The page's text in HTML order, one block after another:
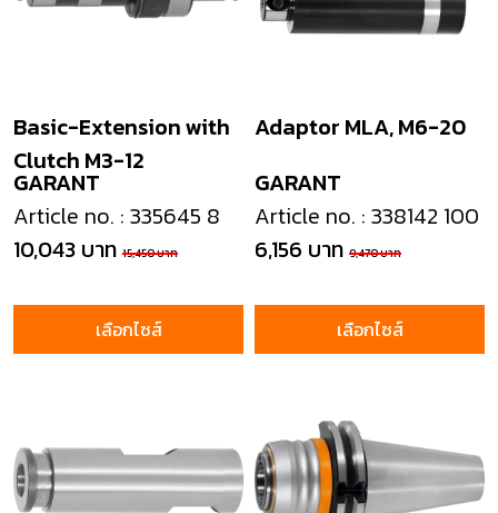
GARANT
Basic-Extension with
Clutch M3-12
Article no. : 335645 8
10,043 บาท 15,450 บาท
เลือกไซส์
GARANT
Adaptor MLA, M6-20
Article no. : 338142 100
6,156 บาท 9,470 บาท
เลือกไซส์